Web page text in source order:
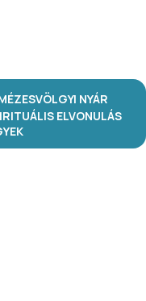
NYÁR
ELVONULÁS